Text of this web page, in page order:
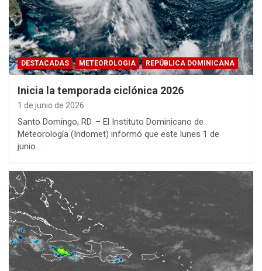
DESTACADAS METEOROLOGIA REPÚBLICA DOMINICANA
Inicia la temporada ciclónica 2026
1 de junio de 2026
Santo Domingo, RD. – El Instituto Dominicano de
Meteorología (Indomet) informó que este lunes 1 de
junio…